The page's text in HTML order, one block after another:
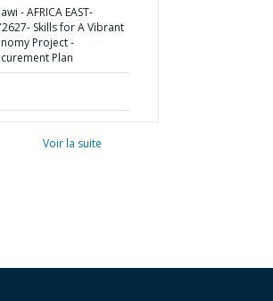
- AFRICA EAST-
Skills for A Vibrant
Project -
Plan
Voir la suite